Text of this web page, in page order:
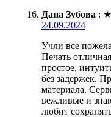
Дана Зубова : ★
24.09.2024
Учли все
Печать
простое,
без задержек.
материала.
вежливые и
любит